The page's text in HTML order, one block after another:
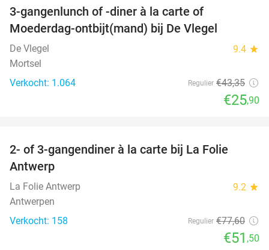
3-gangenlunch of -diner à la carte of
Moederdag-ontbijt(mand) bij De Vlegel
De Vlegel 9.4 star
Mortsel
Verkocht: 1.064
Regulier €43,35
€25,90
2- of 3-gangendiner à la carte bij La Folie
Antwerp
La Folie Antwerp 9.2 star
Antwerpen
Verkocht: 158
Regulier €77,60
€51 ,50